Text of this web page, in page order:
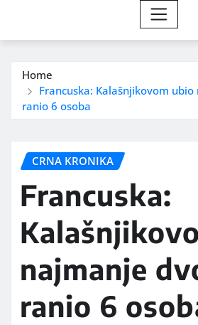
Home
Francuska: Kalašnjikovom
ranio 6 osoba
CRNA KRONIKA
Francuska:
najmanje
ranio 6